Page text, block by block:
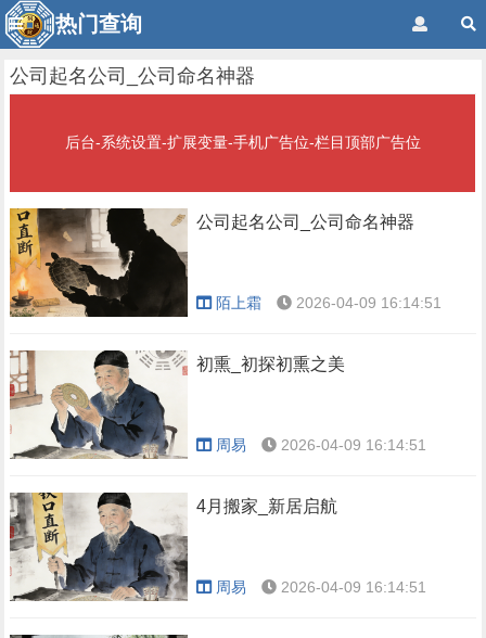
热门查询
公司起名公司_公司命名神器
后台-系统设置-扩展变量-手机广告位-栏目顶部广告位
公司起名公司_公司命名神器
陌上霜 2026-04-09 16:14:51
初熏_初探初熏之美
周易 2026-04-09 16:14:51
4月搬家_新居启航
周易 2026-04-09 16:14:51